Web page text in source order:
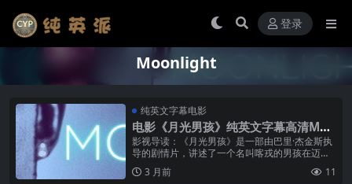
登录
Moonlight
纯英文字幕电影
电影《月光男孩》纯英文字幕高清MP4
下载
影视导读：《月光男孩》是一部由巴里·杰金斯执
导的剧情片，讲述了一个名叫喀戎的男孩在迈阿
密贫困社区从童年到成年的成长故事。影片分为
三个章节——童年时期的̶...
3 月前 11